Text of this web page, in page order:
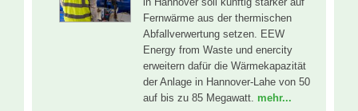
Fernwärme aus der thermischen
Abfallverwertung setzen. EEW
Energy from Waste und enercity
erweitern dafür die Wärmekapazität
der Anlage in Hannover-Lahe von 50
auf bis zu 85 Megawatt. mehr...